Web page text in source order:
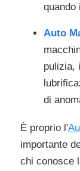
quando
Auto
pulizia,
di
È proprio l'
importante
chi conosce